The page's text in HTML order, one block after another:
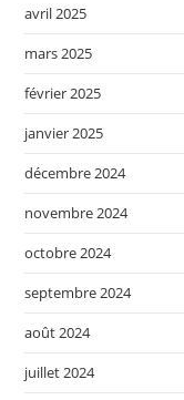
avril 2025
mars 2025
février 2025
janvier 2025
décembre 2024
novembre 2024
octobre 2024
septembre 2024
août 2024
juillet 2024